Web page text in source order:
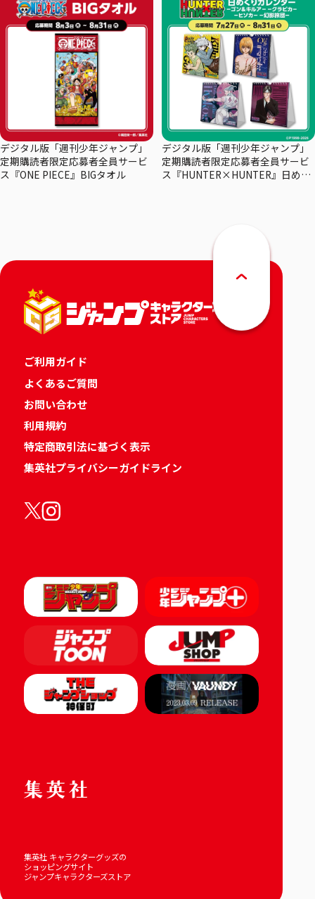
デジタル版「週刊少年ジャンプ」
定期購読者限定応募者全員サービ
ス『ONE PIECE』BIGタオル
デジタル版「週刊少年ジャンプ」
定期購読者限定応募者全員サービ
ス『HUNTER×HUNTER』日めく
ご利用ガイド
よくあるご質問
お問い合わせ
利用規約
特定商取引法に基づく表示
集英社プライバシーガイドライン
集英社 キャラクターグッズの
ショッピングサイト
ジャンプキャラクターズストア